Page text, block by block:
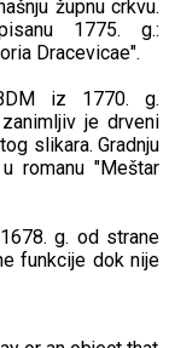
župnu crkvu.
1775. g.:
Dracevicae".
iz 1770. g.
je drveni
slikara. Gradnju
romanu "Meštar
g. od strane
funkcije dok nije